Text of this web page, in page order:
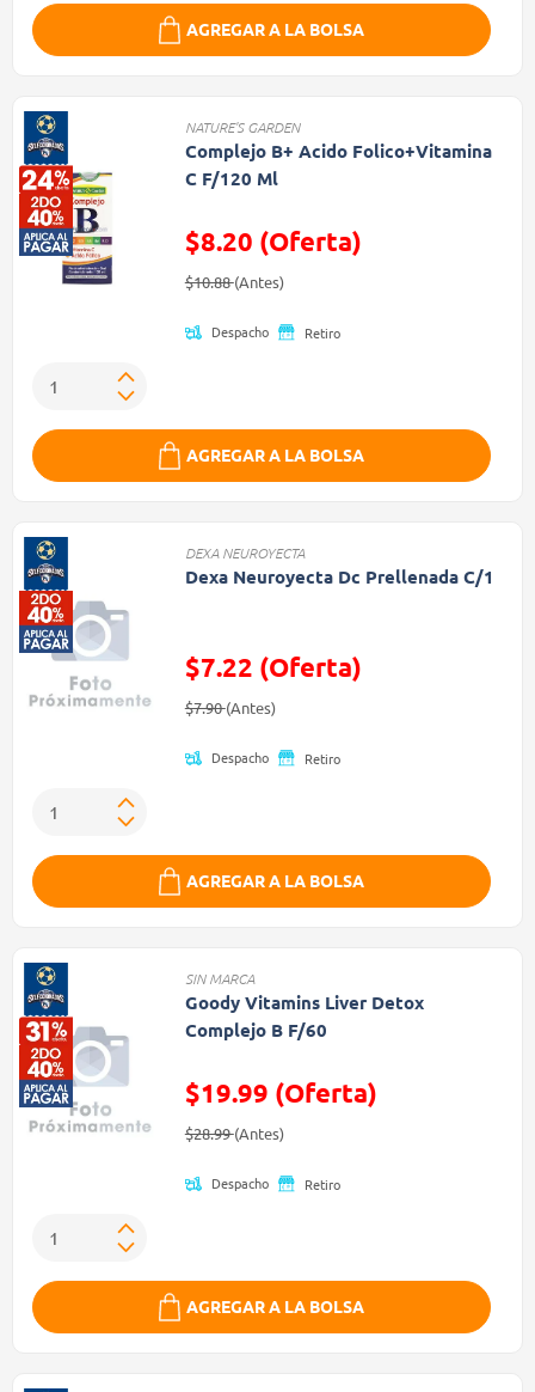
AGREGAR A LA BOLSA
NATURE'S GARDEN
Complejo B+ Acido Folico+Vitamina
C F/120 Ml
$8.20 (Oferta)
Precio reducido de
$10.88(Antes)(Oferta)
Despacho Retiro
AGREGAR A LA BOLSA
DEXA NEUROYECTA
Dexa Neuroyecta Dc Prellenada C/1
$7.22 (Oferta)
Precio reducido de
$7.90(Antes)(Oferta)
Despacho Retiro
AGREGAR A LA BOLSA
SIN MARCA
Goody Vitamins Liver Detox
Complejo B F/60
$19.99 (Oferta)
Precio reducido de
$28.99(Antes)(Oferta)
Despacho Retiro
AGREGAR A LA BOLSA